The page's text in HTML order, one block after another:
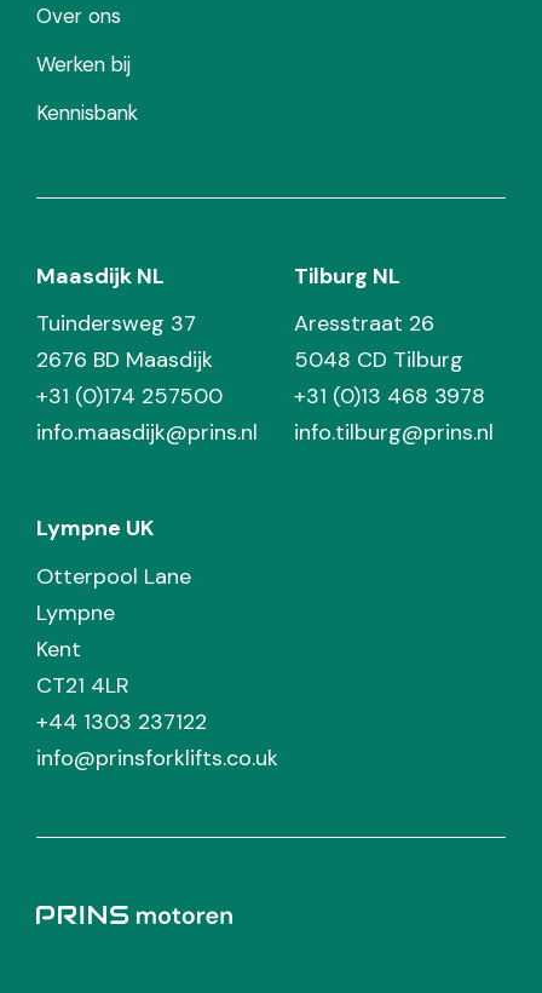
Over ons
Werken bij
Kennisbank
Maasdijk NL
Tuindersweg 37
2676 BD Maasdijk
+31 (0)174 257500
info.maasdijk@prins.nl
Tilburg NL
Aresstraat 26
5048 CD Tilburg
+31 (0)13 468 3978
info.tilburg@prins.nl
Lympne UK
Otterpool Lane
Lympne
Kent
CT21 4LR
+44 1303 237122
info@prinsforklifts.co.uk